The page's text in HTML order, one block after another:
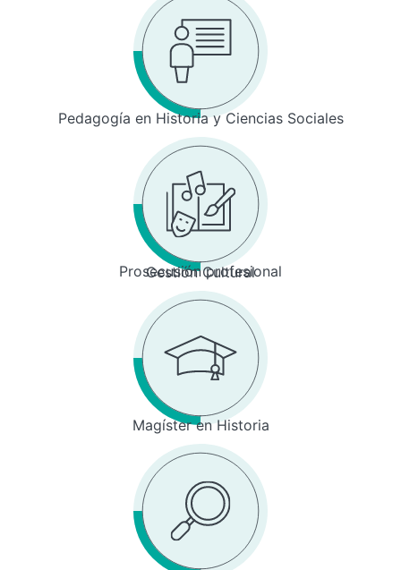
Pedagogía en Historia y Ciencias Sociales
Prosecusión profesional
Gestión Cultural
Magíster en Historia